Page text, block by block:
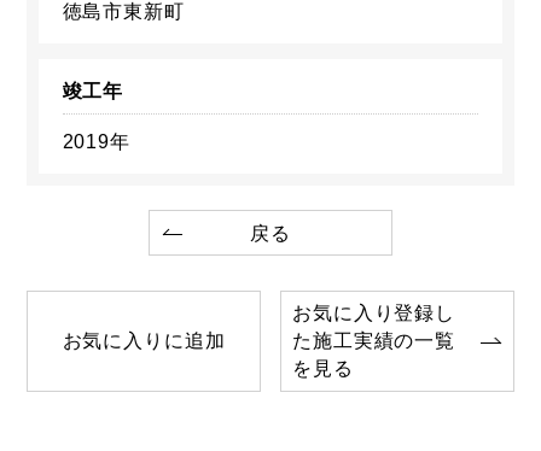
徳島市東新町
竣工年
2019年
戻る
お気に入りに追加
お気に入り登録し
た施工実績の一覧
を見る